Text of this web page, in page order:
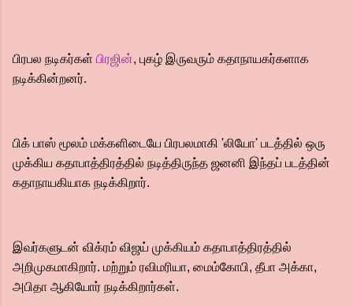
பிரபல நடிகர்கள் பிரஜின், புகழ் இருவரும் கதாநாயகர்களாக
நடிக்கின்றனர்.
பிக் பாஸ் மூலம் மக்களிடையே பிரபலமாகி 'லியோ' படத்தில் ஒரு
முக்கிய கதாபாத்திரத்தில் நடித்திருந்த ஜனனி இந்தப் படத்தின்
கதாநாயகியாக நடிக்கிறார்.
இவர்களுடன் விக்ரம் விஜய் முக்கியம் கதாபாத்திரத்தில்
அறிமுகமாகிறார். மற்றும் ரவிமரியா, மைம்கோபி, தீபா அக்கா,
அபிதா ஆகியோர் நடிக்கிறார்கள்.